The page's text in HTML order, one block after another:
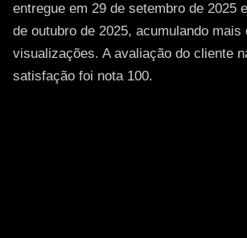
entregue em 29 de setembro de 2025
de outubro de 2025, acumulando mais
visualizações. A avaliação do cliente
satisfação foi nota 100.